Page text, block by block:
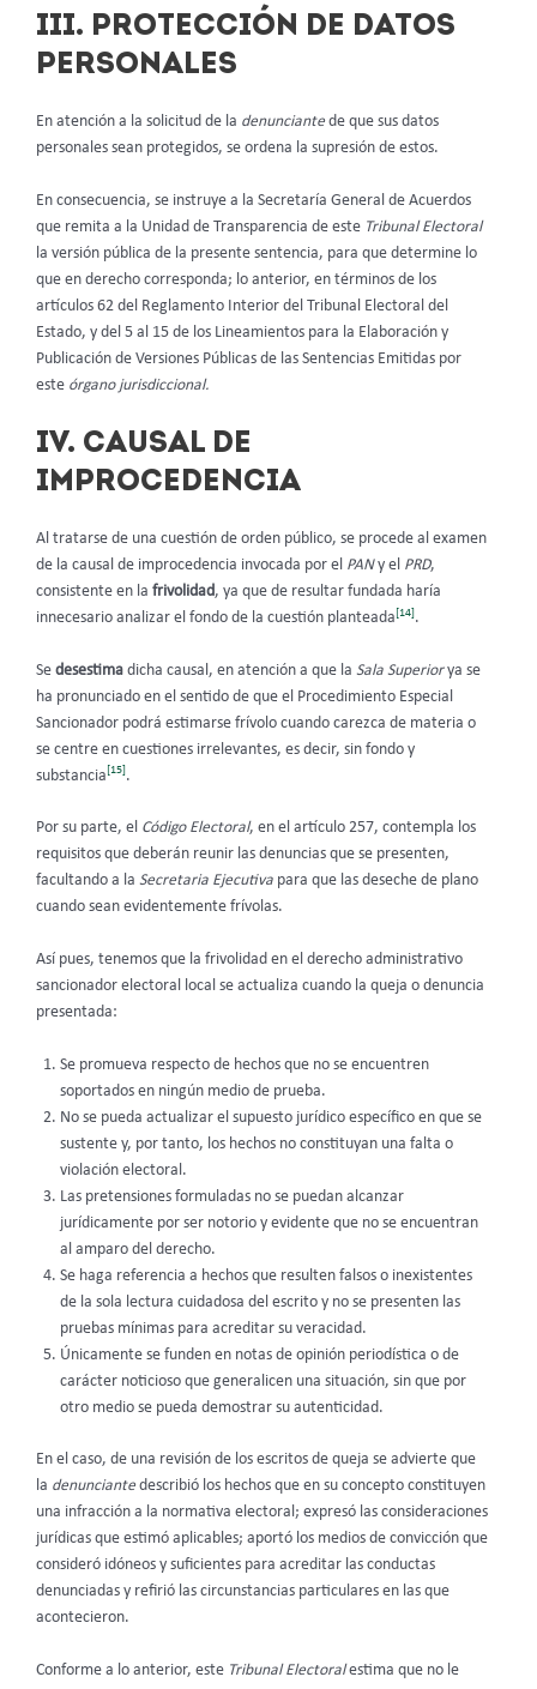
III. PROTECCIÓN DE DATOS
PERSONALES
En atención a la solicitud de la denunciantede que sus datos
personales sean protegidos, se ordena la supresión de estos.
En consecuencia, se instruye a la Secretaría General de Acuerdos
que remita a la Unidad de Transparencia de este Tribunal Electoral
la versión pública de la presente sentencia, para que determine lo
que en derecho corresponda; lo anterior, en términos de los
artículos 62 del Reglamento Interior del Tribunal Electoral del
Estado, y del 5 al 15 de los Lineamientos para la Elaboración y
Publicación de Versiones Públicas de las Sentencias Emitidas por
este órgano jurisdiccional.
IV. CAUSAL DE
IMPROCEDENCIA
Al tratarse de una cuestión de orden público, se procede al examen
de la causal de improcedencia invocada por el PANy el PRD,
consistente en la frivolidad, ya que de resultar fundada haría
innecesario analizar el fondo de la cuestión planteada[14].
Se desestima dicha causal, en atención a que la Sala Superiorya se
ha pronunciado en el sentido de que el Procedimiento Especial
Sancionador podrá estimarse frívolo cuando carezca de materia o
se centre en cuestiones irrelevantes, es decir, sin fondo y
substancia [15] .
Por su parte, el Código Electoral, en el artículo 257, contempla los
requisitos que deberán reunir las denuncias que se presenten,
facultando a la Secretaria Ejecutiva para que las deseche de plano
cuando sean evidentemente frívolas.
Así pues, tenemos que la frivolidad en el derecho administrativo
sancionador electoral local se actualiza cuando la queja o denuncia
presentada:
Se promueva respecto de hechos que no se encuentren
soportados en ningún medio de prueba.
No se pueda actualizar el supuesto jurídico específico en que se
sustente y, por tanto, los hechos no constituyan una falta o
violación electoral.
Las pretensiones formuladas no se puedan alcanzar
jurídicamente por ser notorio y evidente que no se encuentran
al amparo del derecho.
Se haga referencia a hechos que resulten falsos o inexistentes
de la sola lectura cuidadosa del escrito y no se presenten las
pruebas mínimas para acreditar su veracidad.
Únicamente se funden en notas de opinión periodística o de
carácter noticioso que generalicen una situación, sin que por
otro medio se pueda demostrar su autenticidad.
En el caso, de una revisión de los escritos de queja se advierte que
la denunciantedescribió los hechos que en su concepto constituyen
una infracción a la normativa electoral; expresó las consideraciones
jurídicas que estimó aplicables; aportó los medios de convicción que
consideró idóneos y suficientes para acreditar las conductas
denunciadas y refirió las circunstancias particulares en las que
acontecieron.
Conforme a lo anterior, este Tribunal Electoralestima que no le